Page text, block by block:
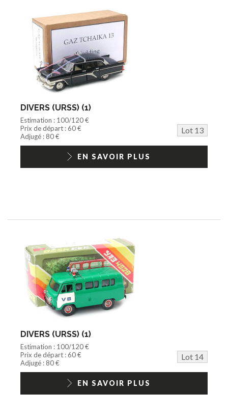
DIVERS (URSS) (1)
Estimation : 100/120 €
Prix de départ : 60 €
Lot 13
Adjugé : 80 €
EN SAVOIR PLUS
DIVERS (URSS) (1)
Estimation : 100/120 €
Prix de départ : 60 €
Lot 14
Adjugé : 80 €
EN SAVOIR PLUS